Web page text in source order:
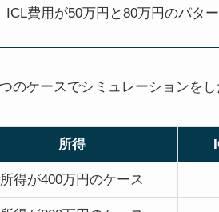
ICL費用が50万円と80万円のパタ
のケースでシミュレーションを
所得
所得が400万円のケース